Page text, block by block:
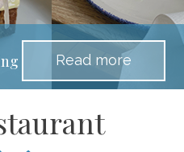
Read more